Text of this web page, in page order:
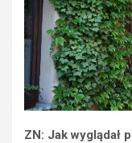
ZN: Jak wyglądał